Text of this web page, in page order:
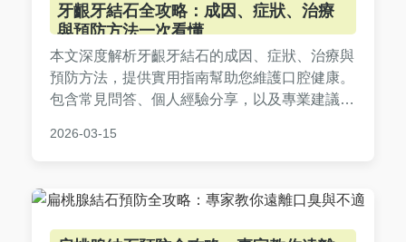
牙齦牙結石全攻略：成因、症狀、治療
與預防方法一次看懂
本文深度解析牙齦牙結石的成因、症狀、治療與
預防方法，提供實用指南幫助您維護口腔健康。
包含常見問答、個人經驗分享，以及專業建議，
2026-03-15